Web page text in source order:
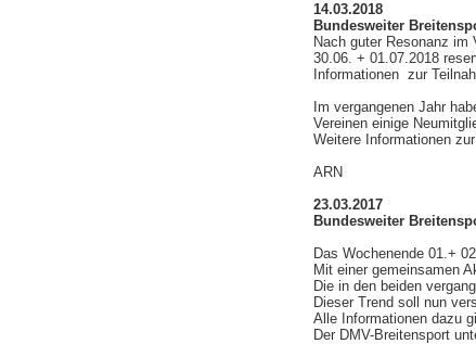
14.03.2018
Bundesweiter
Nach guter Resonanz
30.06. + 01.07.2018
Informationen zur
Im vergangenen Jahr
Vereinen einige
Weitere Informationen
ARN
23.03.2017
Bundesweiter
Das Wochenende 01.+
Mit einer gemeinsamen
Die in den beiden
Dieser Trend soll nun
Alle Informationen dazu
Der DMV-Breitensport